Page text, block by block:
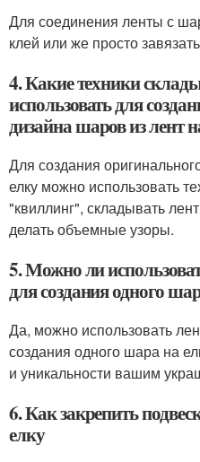
Для соединения ленты с
клей или же просто
4. Какие техники
использовать для
дизайна шаров из лент
Для создания
елку можно использовать
"квиллинг", складывать
делать объемные узоры.
5. Можно ли
для создания одного
Да, можно использовать
создания одного шара на
и уникальности вашим
6. Как закрепить
елку